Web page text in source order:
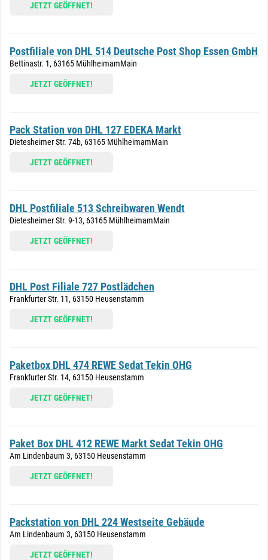
JETZT GEÖFFNET!
Postfiliale von DHL 514 Deutsche Post Shop Essen GmbH
Bettinastr. 1, 63165 MühlheimamMain
JETZT GEÖFFNET!
Pack Station von DHL 127 EDEKA Markt
Dietesheimer Str. 74b, 63165 MühlheimamMain
JETZT GEÖFFNET!
DHL Postfiliale 513 Schreibwaren Wendt
Dietesheimer Str. 9-13, 63165 MühlheimamMain
JETZT GEÖFFNET!
DHL Post Filiale 727 Postlädchen
Frankfurter Str. 11, 63150 Heusenstamm
JETZT GEÖFFNET!
Paketbox DHL 474 REWE Sedat Tekin OHG
Frankfurter Str. 14, 63150 Heusenstamm
JETZT GEÖFFNET!
Paket Box DHL 412 REWE Markt Sedat Tekin OHG
Am Lindenbaum 3, 63150 Heusenstamm
JETZT GEÖFFNET!
Packstation von DHL 224 Westseite Gebäude
Am Lindenbaum 3, 63150 Heusenstamm
JETZT GEÖFFNET!